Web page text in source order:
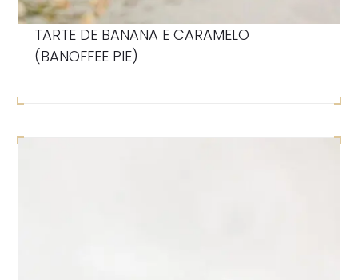
TARTE DE BANANA E CARAMELO
(BANOFFEE PIE)